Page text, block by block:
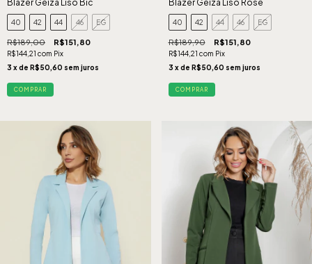
Blazer Geíza Liso Bic
40 42 44 46 EG
R$189,00 R$151,80
R$144,21 com Pix
3 x de R$50,60 sem juros
COMPRAR
Blazer Geíza Liso Rosê
40 42 44 46 EG
R$189,90 R$151,80
R$144,21 com Pix
3 x de R$50,60 sem juros
COMPRAR